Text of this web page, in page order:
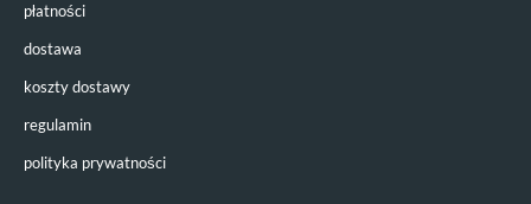
płatności
dostawa
koszty dostawy
regulamin
polityka prywatności